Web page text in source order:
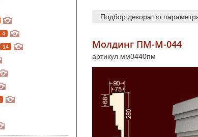
4
14
Подбор декора по
Молдинг ПМ-М-044
артикул мм0440пм